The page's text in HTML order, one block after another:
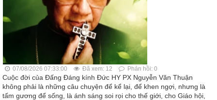
07/08/2026 07:33:00 Đã xem: 12 Phản hồi: 0
Cuộc đời của Đấng Đáng kính Đức HY PX Nguyễn Văn Thuận
không phải là những câu chuyện để kể lại, để khen ngợi, nhưng là
tấm gương để sống, là ánh sáng soi rọi cho thế giới, cho Giáo hội,